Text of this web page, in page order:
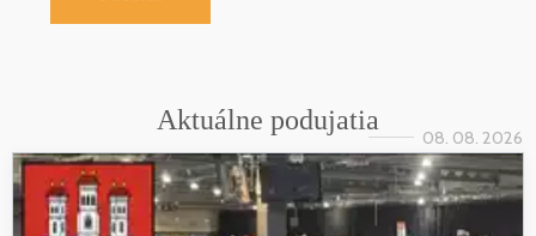
Aktuálne podujatia
08. 08. 2026